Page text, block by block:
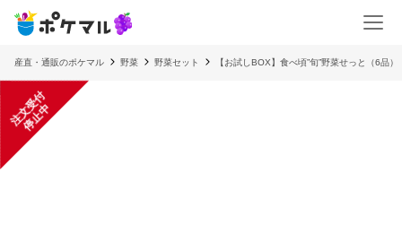
産直・通販のポケマル 野菜 野菜セット 【お試しBOX】食べ頃”旬”野菜せっと（6品
注
文
受
付
停
止
中